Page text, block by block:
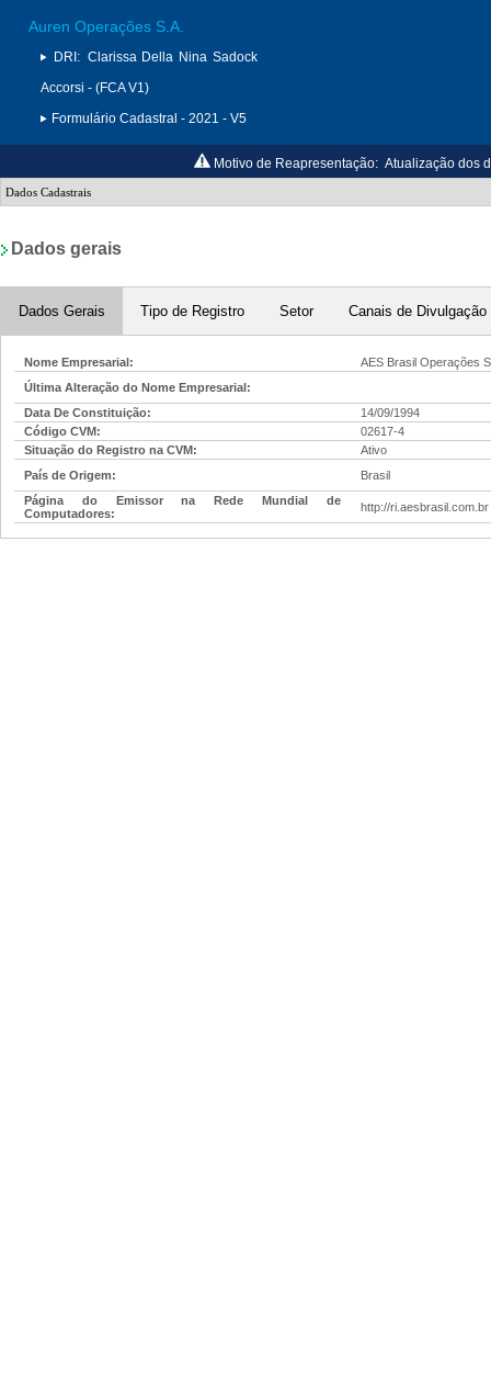
Auren Operações S.A.
DRI: Clarissa Della Nina Sadock
Accorsi - (FCA V1)
Formulário Cadastral - 2021 - V5
Motivo de Reapresentação: Atualização dos